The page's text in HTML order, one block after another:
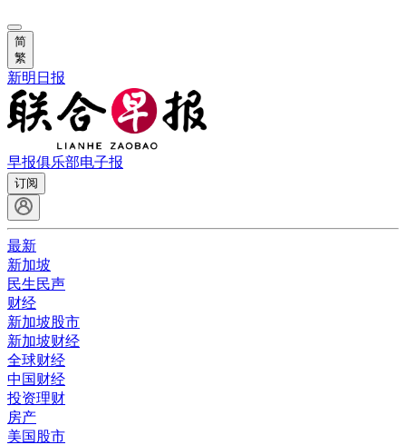
简
繁
新明日报
早报俱乐部电子报
订阅
最新
新加坡
民生民声
财经
新加坡股市
新加坡财经
全球财经
中国财经
投资理财
房产
美国股市